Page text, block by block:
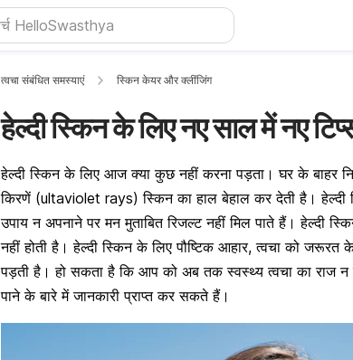
त्वचा संबंधित समस्याएं स्किन केयर और क्लींजिंग
हेल्दी स्किन के लिए नए साल में नए
हेल्दी स्किन के लिए आज क्या कुछ नहीं करना पड़ता। घर के बाहर
किरणें (ultaviolet rays) स्किन का हाल बेहाल कर देती है।
उपाय न अपनाने पर मन मुताबित रिजल्ट नहीं मिल पाते हैं। हेल्दी
नहीं होती है। हेल्दी स्किन के लिए पौष्टिक आहार, त्वचा को
पड़ती है। हो सकता है कि आप को अब तक स्वस्थ्य त्वचा का राज
पाने के बारे में जानकारी प्राप्त कर सकते हैं।